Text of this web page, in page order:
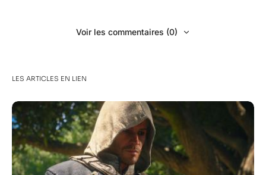
Voir les commentaires (0)
LES ARTICLES EN LIEN